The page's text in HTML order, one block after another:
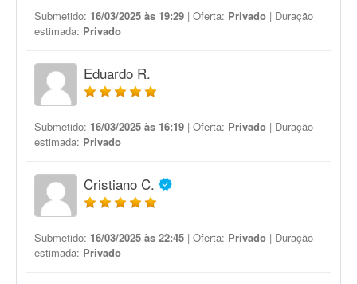
Submetido: 16/03/2025 às 19:29 | Oferta: Privado | Duração
estimada: Privado
Eduardo R.
Submetido: 16/03/2025 às 16:19 | Oferta: Privado | Duração
estimada: Privado
Cristiano C.
Submetido: 16/03/2025 às 22:45 | Oferta: Privado | Duração
estimada: Privado